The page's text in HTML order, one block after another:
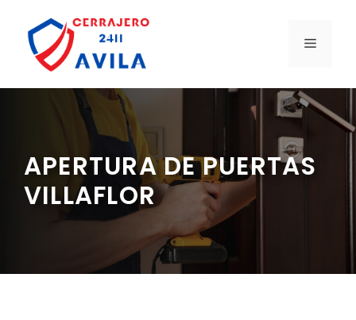
contenido
MENÚ
APERTURA DE PUERTAS
VILLAFLOR